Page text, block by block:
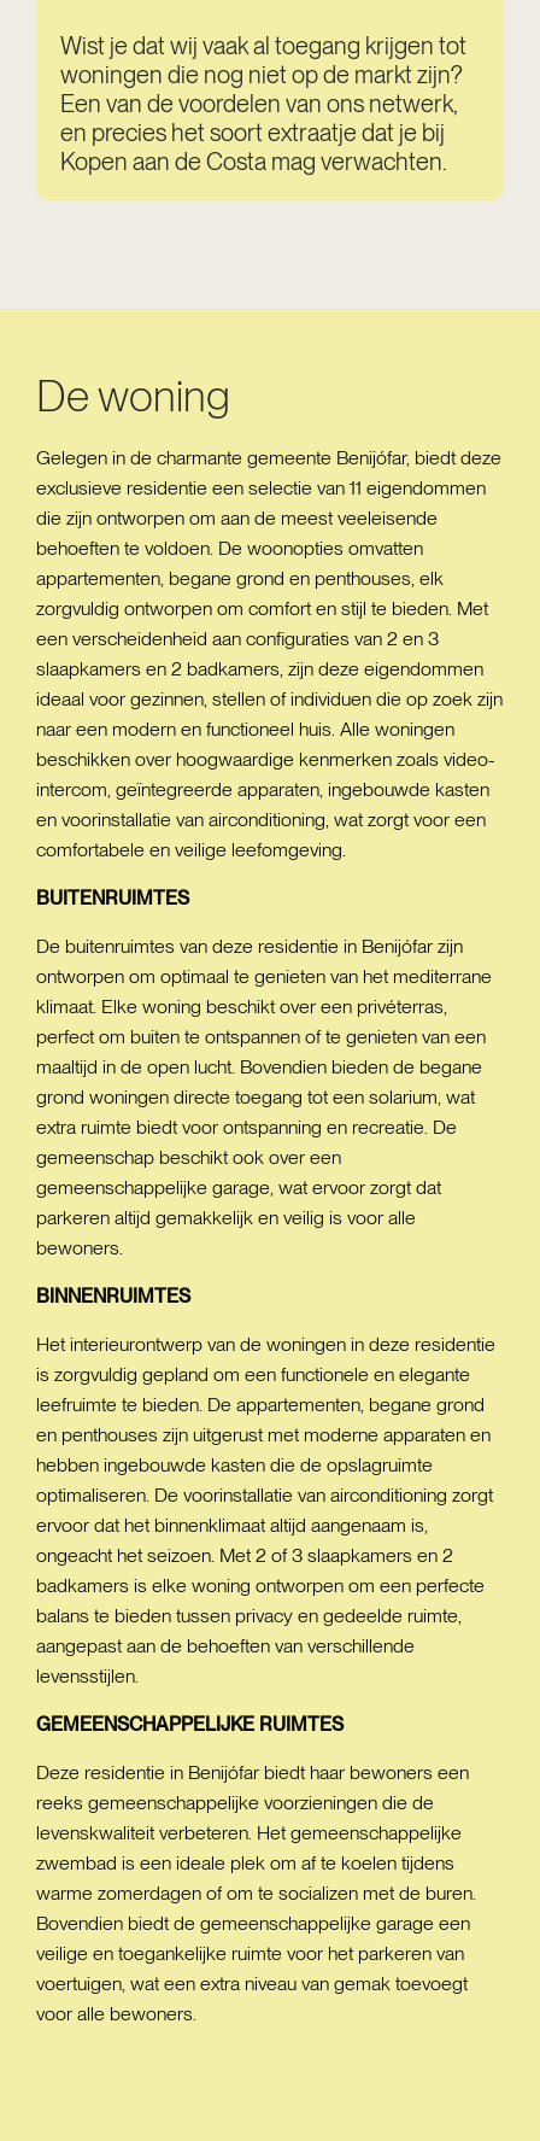
Wist je dat wij vaak al toegang krijgen tot
woningen die nog niet op de markt zijn?
Een van de voordelen van ons netwerk,
en precies het soort extraatje dat je bij
Kopen aan de Costa mag verwachten.
De woning
Gelegen in de charmante gemeente Benijófar, biedt deze
exclusieve residentie een selectie van 11 eigendommen
die zijn ontworpen om aan de meest veeleisende
behoeften te voldoen. De woonopties omvatten
appartementen, begane grond en penthouses, elk
zorgvuldig ontworpen om comfort en stijl te bieden. Met
een verscheidenheid aan configuraties van 2 en 3
slaapkamers en 2 badkamers, zijn deze eigendommen
ideaal voor gezinnen, stellen of individuen die op zoek zijn
naar een modern en functioneel huis. Alle woningen
beschikken over hoogwaardige kenmerken zoals video-
intercom, geïntegreerde apparaten, ingebouwde kasten
en voorinstallatie van airconditioning, wat zorgt voor een
comfortabele en veilige leefomgeving.
BUITENRUIMTES
De buitenruimtes van deze residentie in Benijófar zijn
ontworpen om optimaal te genieten van het mediterrane
klimaat. Elke woning beschikt over een privéterras,
perfect om buiten te ontspannen of te genieten van een
maaltijd in de open lucht. Bovendien bieden de begane
grond woningen directe toegang tot een solarium, wat
extra ruimte biedt voor ontspanning en recreatie. De
gemeenschap beschikt ook over een
gemeenschappelijke garage, wat ervoor zorgt dat
parkeren altijd gemakkelijk en veilig is voor alle
bewoners.
BINNENRUIMTES
Het interieurontwerp van de woningen in deze residentie
is zorgvuldig gepland om een functionele en elegante
leefruimte te bieden. De appartementen, begane grond
en penthouses zijn uitgerust met moderne apparaten en
hebben ingebouwde kasten die de opslagruimte
optimaliseren. De voorinstallatie van airconditioning zorgt
ervoor dat het binnenklimaat altijd aangenaam is,
ongeacht het seizoen. Met 2 of 3 slaapkamers en 2
badkamers is elke woning ontworpen om een perfecte
balans te bieden tussen privacy en gedeelde ruimte,
aangepast aan de behoeften van verschillende
levensstijlen.
GEMEENSCHAPPELIJKE RUIMTES
Deze residentie in Benijófar biedt haar bewoners een
reeks gemeenschappelijke voorzieningen die de
levenskwaliteit verbeteren. Het gemeenschappelijke
zwembad is een ideale plek om af te koelen tijdens
warme zomerdagen of om te socializen met de buren.
Bovendien biedt de gemeenschappelijke garage een
veilige en toegankelijke ruimte voor het parkeren van
voertuigen, wat een extra niveau van gemak toevoegt
voor alle bewoners.